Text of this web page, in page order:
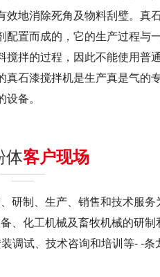
地消除死角及物料刮璧。真
置而成的，它的生产过程与
拌的过程，因此不能使用普
石漆搅拌机是生产真是气的
备。
体客户现场
研制、生产、销售和技术服务
、化工机械及畜牧机械的研制
调试、技术咨询和培训等- -条